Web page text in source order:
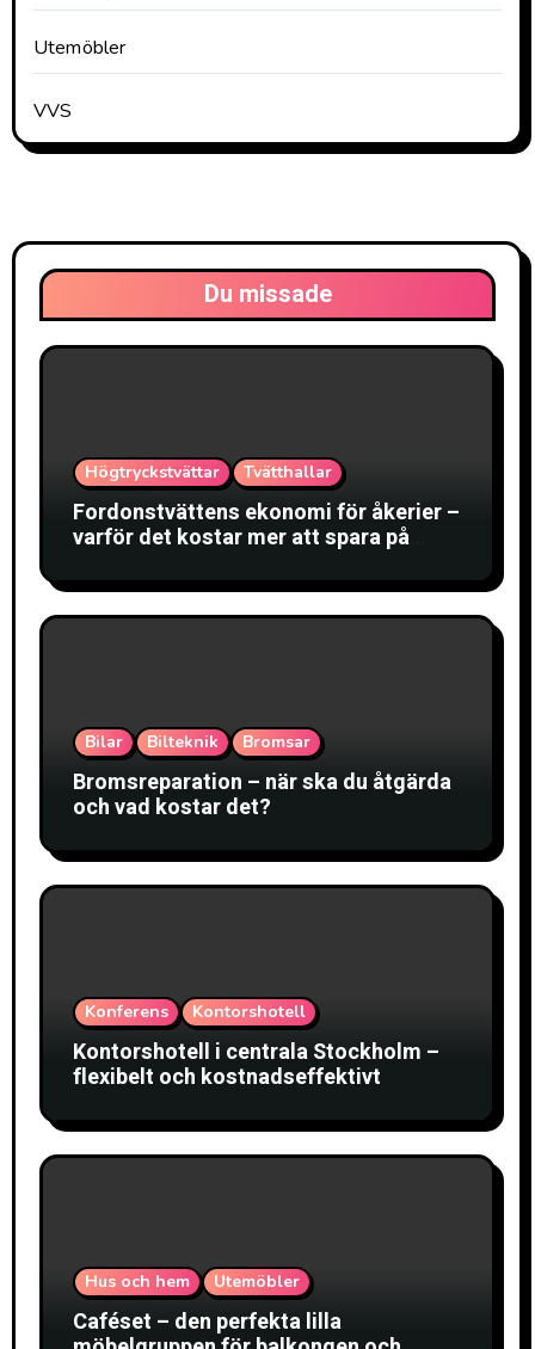
Utemöbler
VVS
Du missade
Högtryckstvättar Tvätthallar
Fordonstvättens ekonomi för åkerier –
varför det kostar mer att spara på
Bilar Bilteknik Bromsar
Bromsreparation – när ska du åtgärda
och vad kostar det?
Konferens Kontorshotell
Kontorshotell i centrala Stockholm –
flexibelt och kostnadseffektivt
Hus och hem Utemöbler
Caféset – den perfekta lilla